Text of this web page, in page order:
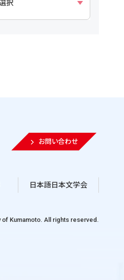
お問い合わせ
日本語日本文学会
Kumamoto. All rights reserved.